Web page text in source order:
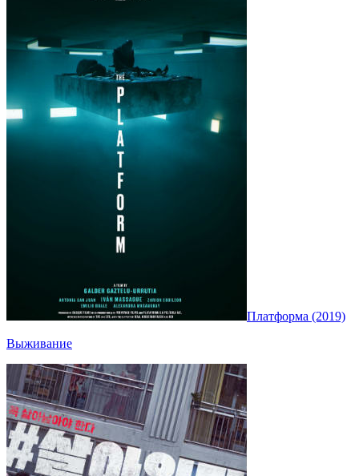
Платформа (2019)
Выживание